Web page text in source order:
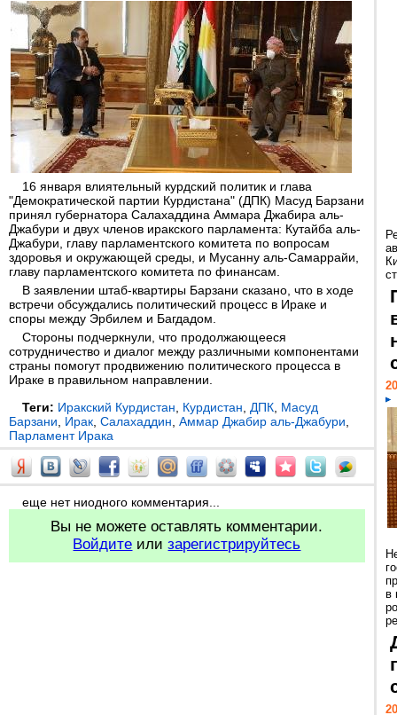
16 января влиятельный курдский политик и глава
"Демократической партии Курдистана" (ДПК) Масуд Барзани
принял губернатора Салахаддина Аммара Джабира аль-
Джабури и двух членов иракского парламента: Кутайба аль-
Джабури, главу парламентского комитета по вопросам
здоровья и окружающей среды, и Мусанну аль-Самаррайи,
главу парламентского комитета по финансам.
В заявлении штаб-квартиры Барзани сказано, что в ходе
встречи обсуждались политический процесс в Ираке и
споры между Эрбилем и Багдадом.
Стороны подчеркнули, что продолжающееся
сотрудничество и диалог между различными компонентами
страны помогут продвижению политического процесса в
Ираке в правильном направлении.
Теги: Иракский Курдистан Курдистан ДПК Масуд
Барзани
Ирак Салахаддин Аммар Джабир аль-Джабури
Парламент Ирака
еще нет ниодного комментария...
Вы не можете оставлять комментарии.
Войдите илизарегистрируйтесь
в